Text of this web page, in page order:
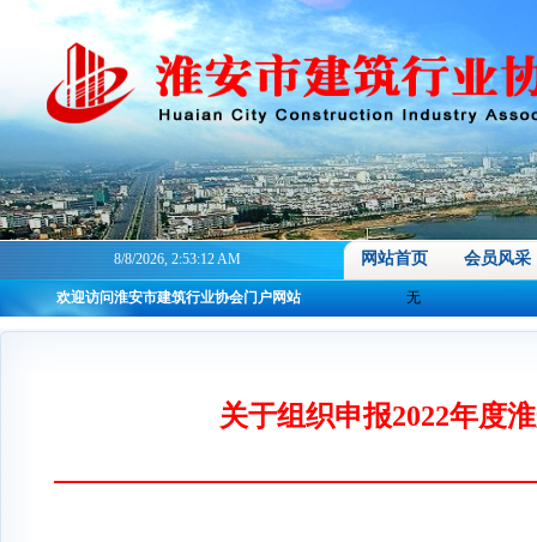
8/8/2026, 2:53:13 AM 网站首页 会员风采
欢迎访问淮安市建筑行业协会门户网站 无
关于组织申报2022年度